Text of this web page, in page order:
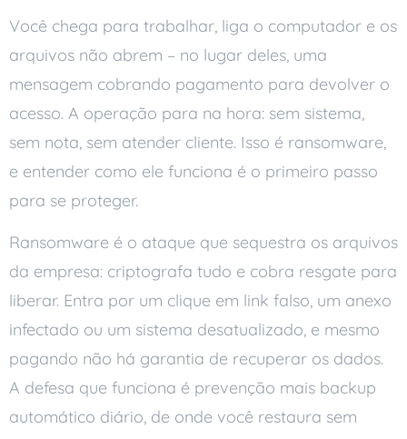
Você chega para trabalhar, liga o computador e os
arquivos não abrem – no lugar deles, uma
mensagem cobrando pagamento para devolver o
acesso. A operação para na hora: sem sistema,
sem nota, sem atender cliente. Isso é ransomware,
e entender como ele funciona é o primeiro passo
para se proteger.
Ransomware é o ataque que sequestra os arquivos
da empresa: criptografa tudo e cobra resgate para
liberar. Entra por um clique em link falso, um anexo
infectado ou um sistema desatualizado, e mesmo
pagando não há garantia de recuperar os dados.
A defesa que funciona é prevenção mais backup
automático diário, de onde você restaura sem